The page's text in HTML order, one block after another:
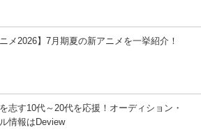
ニメ2026】7月期夏の新アニメを一挙紹介！
志す10代～20代を応援！オーディション・
情報はDeview